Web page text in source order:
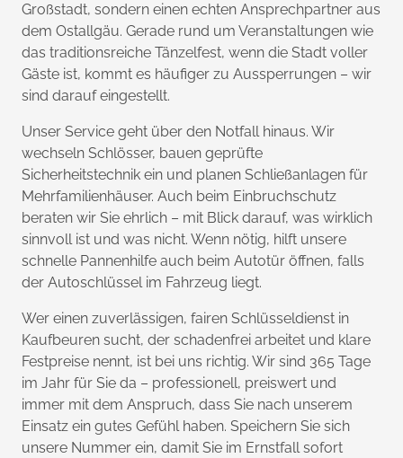
Großstadt, sondern einen echten Ansprechpartner aus
dem Ostallgäu. Gerade rund um Veranstaltungen wie
das traditionsreiche Tänzelfest, wenn die Stadt voller
Gäste ist, kommt es häufiger zu Aussperrungen – wir
sind darauf eingestellt.
Unser Service geht über den Notfall hinaus. Wir
wechseln Schlösser, bauen geprüfte
Sicherheitstechnik ein und planen Schließanlagen für
Mehrfamilienhäuser. Auch beim Einbruchschutz
beraten wir Sie ehrlich – mit Blick darauf, was wirklich
sinnvoll ist und was nicht. Wenn nötig, hilft unsere
schnelle Pannenhilfe auch beim Autotür öffnen, falls
der Autoschlüssel im Fahrzeug liegt.
Wer einen zuverlässigen, fairen Schlüsseldienst in
Kaufbeuren sucht, der schadenfrei arbeitet und klare
Festpreise nennt, ist bei uns richtig. Wir sind 365 Tage
im Jahr für Sie da – professionell, preiswert und
immer mit dem Anspruch, dass Sie nach unserem
Einsatz ein gutes Gefühl haben. Speichern Sie sich
unsere Nummer ein, damit Sie im Ernstfall sofort